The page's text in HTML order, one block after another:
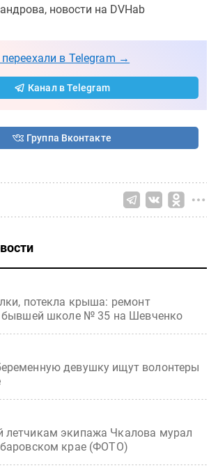
новости на DVHab
в Telegram →
Канал в Telegram
Группа Вконтакте
потекла крыша: ремонт
бывшей школе № 35 на Шевченко
девушку ищут волонтеры
летчикам экипажа Чкалова мурал
крае (ФОТО)